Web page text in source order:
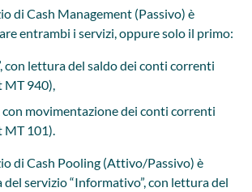
di Cash Management (Passivo) è
entrambi i servizi, oppure solo il primo:
con lettura del saldo dei conti correnti
940),
con movimentazione dei conti correnti
101).
di Cash Pooling (Attivo/Passivo) è
servizio “Informativo”, con lettura del